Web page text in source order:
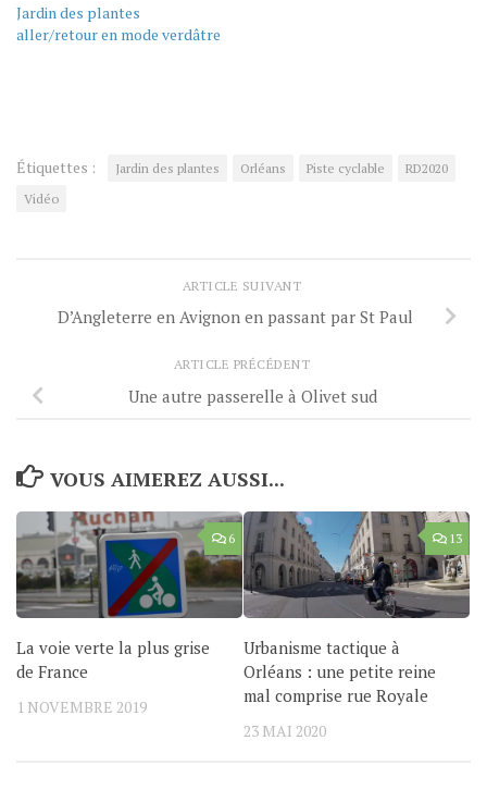
Jardin des plantes
aller/retour en mode verdâtre
Étiquettes : Jardin des plantes Orléans Piste cyclable
RD2020
Vidéo
ARTICLE SUIVANT
D’Angleterre en Avignon en passant par St Paul
ARTICLE PRÉCÉDENT
Une autre passerelle à Olivet sud
VOUS AIMEREZ AUSSI...
6
La voie verte la plus grise
de France
1 NOVEMBRE 2019
13
Urbanisme tactique à
Orléans : une petite reine
mal comprise rue Royale
23 MAI 2020